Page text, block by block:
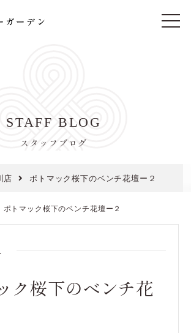
t
STAFF BLOG
スタッフブログ
店 ポトマック桜下のベンチ花壇ー２
ポトマック桜下のベンチ花壇ー２
ク桜下のベンチ花